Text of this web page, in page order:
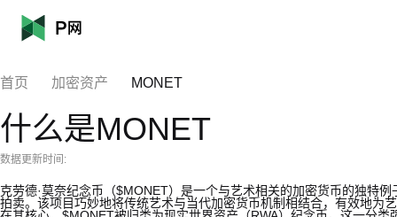
首页 加密资产 MONET
什么是MONET
数据更新时间:
克劳德·莫奈纪念币（$MONET）是一个与艺术相关的加密货币的独特
拍卖。该项目巧妙地将传统艺术与当代加密货币机制相结合，有效地为